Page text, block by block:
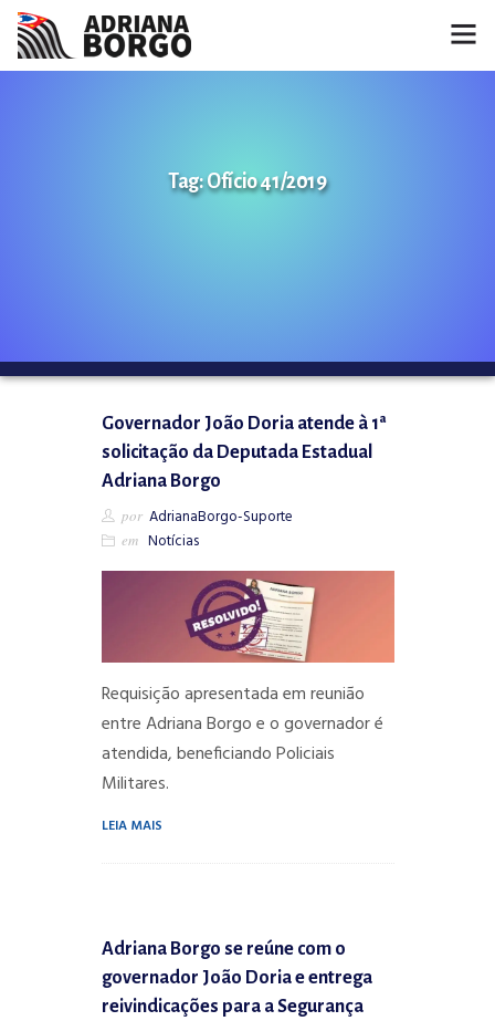
Tag: Ofício 41/2019
Governador João Doria atende à 1ª
solicitação da Deputada Estadual
Adriana Borgo
por AdrianaBorgo-Suporte
em Notícias
Requisição apresentada em reunião
entre Adriana Borgo e o governador é
atendida, beneficiando Policiais
Militares.
LEIA MAIS
Adriana Borgo se reúne com o
governador João Doria e entrega
reivindicações para a Segurança